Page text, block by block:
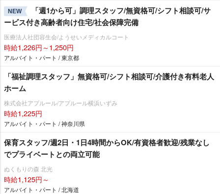
NEW
「週1から可」調理スタッフ/無資格可/シフト相談可/サ
ービス付き高齢者向け住宅/社会保障完備
医療法人社団容生会/ようせいメディカルコート
時給1,226円～1,250円
アルバイト・パート / 東京都
「福祉調理スタッフ」無資格可/シフト相談可/介護付き有料老人
ホーム
株式会社アプルール/アプルール横浜いずみ
時給1,225円
アルバイト・パート / 神奈川県
保育スタッフ/週2日・1日4時間からOK/有資格者歓迎/残業なし
でプライベートとの両立可能
ぬくもりの森 北光
時給1,125円～
アルバイト・パート / 北海道